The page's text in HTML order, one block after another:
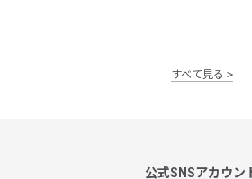
すべて見る
公式SNSアカウン